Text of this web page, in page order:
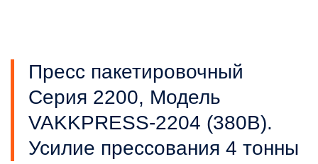
Пресс пакетировочный
Серия 2200, Модель
VAKKPRESS-2204 (380В).
Усилие прессования 4 тонны